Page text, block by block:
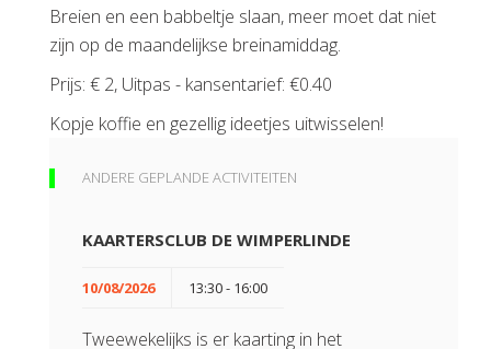
Breien en een babbeltje slaan, meer moet dat niet
zijn op de maandelijkse breinamiddag.
Prijs: € 2, Uitpas - kansentarief: €0.40
Kopje koffie en gezellig ideetjes uitwisselen!
ANDERE GEPLANDE ACTIVITEITEN
KAARTERSCLUB DE WIMPERLINDE
10/08/2026 13:30 - 16:00
Tweewekelijks is er kaarting in het